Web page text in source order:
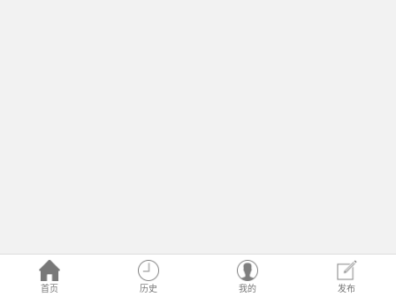
首页 历史 我的 发布